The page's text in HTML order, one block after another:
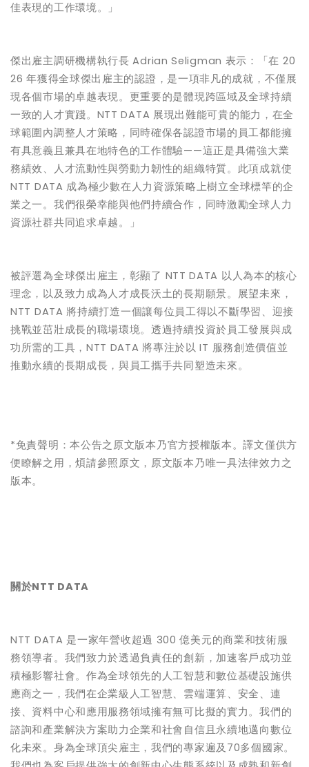
佳表現的工作環境。」
傑出雇主調研機構執行長 Adrian Seligman 表示：「在 20
26年獲得全球傑出雇主的認證，是一項非凡的成就，不僅展
現各個市場的卓越表現。更重要的是體現跨區域及全球持續
一致的人才實踐。 NTT DATA 展現出難能可貴的能力，在全
球範圍內調整人才策略，同時確保各認證市場的員工都能擁
有具意義且兼具在地特色的工作體驗——這正是具備強大業
務績效、人才流動性與勞動力韌性的組織特質。此項成就使
NTT DATA成為極少數在人力資源策略上樹立全球標竿的企
業之一。我們很榮幸能與他們持續合作，同時激勵全球人力
資源社群共同追求卓越。」
被評選為全球傑出雇主，彰顯了 NTT DATA 以人為本的核心
理念，以及致力成為人才成長沃土的長期願景。展望未來，
NTT DATA將持續打造一個讓每位員工得以不斷學習、迎接
挑戰並茁壯成長的職場環境。透過持續投資於員工發展與成
功所需的工具， NTT DATA將專注於以 IT 服務創造價值並
推動永續的長期成長，與員工攜手共同塑造未來。
*免責聲明：本公告之原文版本乃官方授權版本。譯文僅供方
便瞭解之用，煩請參照原文，原文版本乃唯一具法律效力之
版本。
關於NTT DATA
NTT DATA 是一家年營收超過 300億美元的商業和技術服
務領導者。我們致力於透過負責任的創新，加速客戶成功並
積極影響社會。作為全球領先的人工智慧和數位基礎設施供
應商之一，我們在企業級人工智慧、雲端運算、安全、連
接、資料中心和應用服務領域擁有無可比擬的實力。我們的
諮詢和產業解決方案助力企業和社會自信且永續地邁向數位
化未來。身為全球頂尖雇主，我們的專家遍及70多個國家。